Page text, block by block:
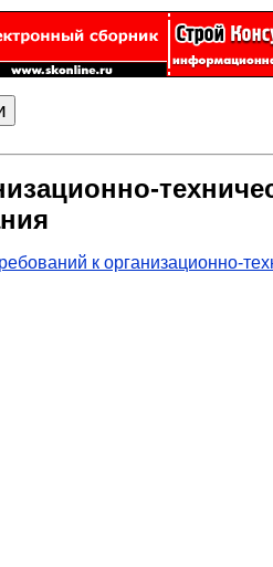
к организационно-